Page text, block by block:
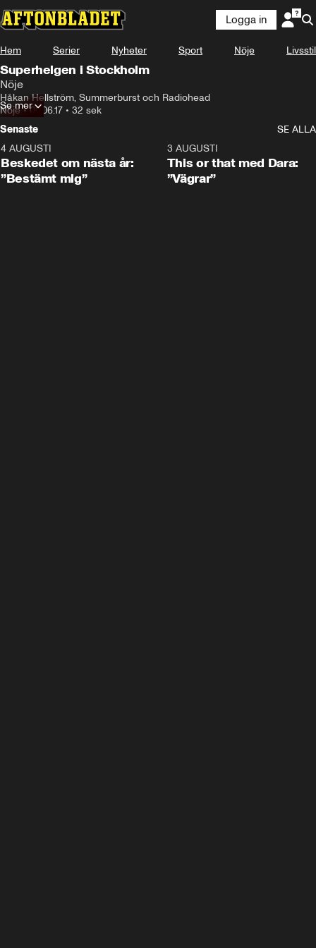
Logga in
Hem Serier Nyheter Sport Nöje Livsstil
Superhelgen i Stockholm
Nöje
Håkan Hellström, Summerburst och Radiohead
Nöje•09.06.17 • 32 sek
Se mer
Senaste
SE ALLA
4 AUGUSTI
Beskedet om nästa år:
”Bestämt mig”
3 AUGUSTI
This or that med Dara:
”Vägrar”